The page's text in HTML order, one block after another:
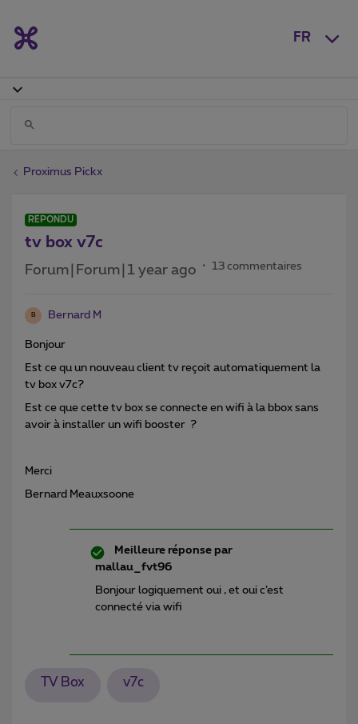
FR
Proximus Pickx
RÉPONDU
tv box v7c
Forum|Forum|1 year ago 13 commentaires
B Bernard M
Bonjour
Est ce qu un nouveau client tv reçoit automatiquement la
tv box v7c?
Est ce que cette tv box se connecte en wifi à la bbox sans
avoir à installer un wifi booster ?
Merci
Bernard Meauxsoone
Meilleure réponse par
mallau_fvt96
Bonjour logiquement oui , et oui c’est
connecté via wifi
TV Box v7c